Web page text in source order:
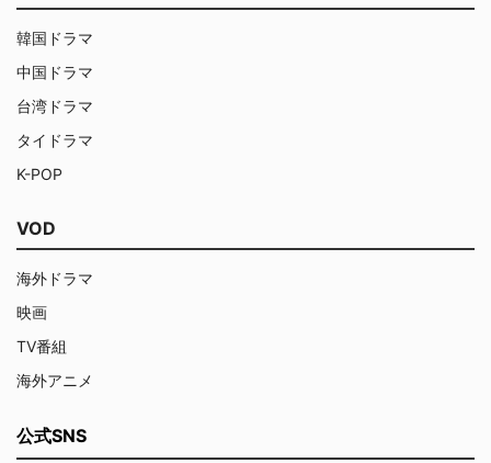
韓国ドラマ
中国ドラマ
台湾ドラマ
タイドラマ
K-POP
VOD
海外ドラマ
映画
TV番組
海外アニメ
公式SNS